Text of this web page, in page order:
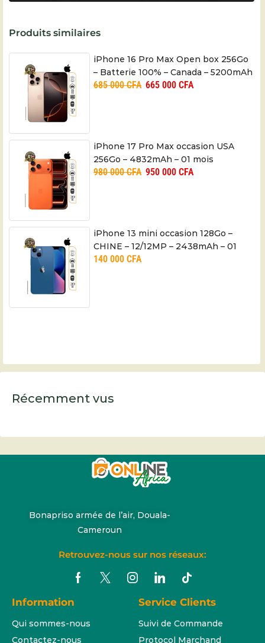
Produits similaires
iPhone 16 Pro Max Open box 256Go
– Batterie 100% – Canada – 5200mAh
– 01 mois
685 000CFA 665 000 CFA
iPhone 17 Pro Max occasion USA
256Go – 4832mAh – 01 mois
980 000CFA 950 000 CFA
iPhone 13 mini occasion 128Go –
CHINE – 12/12MP – 2438mAh – 01
mois
140 000 CFA
Récemment vus
Bonapriso armée de l’air, Douala-
Cameroun
Retrouvez-nous sur nos réseaux:
Information
Qui sommes-nous
Contactez-nous
Service Clients
Suivi de Commande
Protocol Marchand